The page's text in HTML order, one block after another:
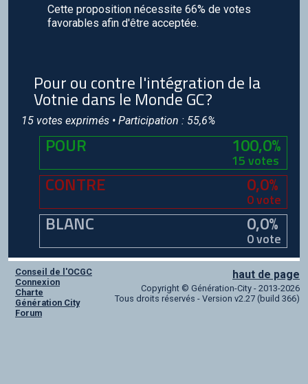
Cette proposition nécessite 66% de votes
favorables afin d'être acceptée.
Pour ou contre l'intégration de la
Votnie dans le Monde GC?
15 votes exprimés • Participation : 55,6%
POUR 100,0%
15 votes
CONTRE 0,0%
0 vote
BLANC 0,0%
0 vote
haut de page
Conseil de l'OCGC
Connexion
Charte
Génération City
Forum
Copyright © Génération-City - 2013-2026
Tous droits réservés - Version v2.27 (build 366)